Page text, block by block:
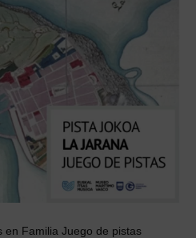
en Familia Juego de pistas